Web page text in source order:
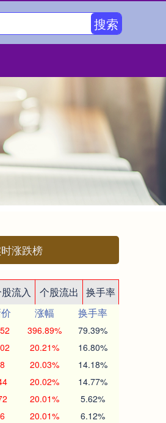
搜索
涨跌榜
流入 个股流出
换手率
涨幅
换手率
396.89% 79.39%
20.21% 16.80%
20.03% 14.18%
20.02% 14.77%
20.01% 5.62%
20.01% 6.12%